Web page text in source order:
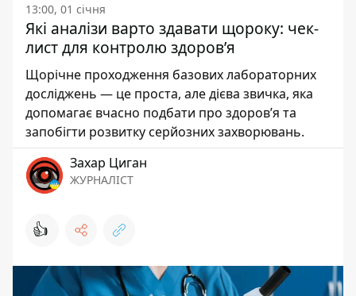
13:00, 01 січня
Які аналізи варто здавати щороку: чек-
лист для контролю здоров’я
Щорічне проходження базових лабораторних
досліджень — це проста, але дієва звичка, яка
допомагає вчасно подбати про здоров’я та
запобігти розвитку серйозних захворювань.
Захар Циган
ЖУРНАЛІСТ
👍